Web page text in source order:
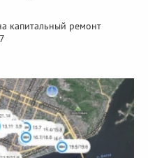
капитальный ремонт